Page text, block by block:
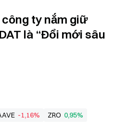
ty nắm giữ
là “Đổi mới sâu
-1,16% ZRO 0,95%